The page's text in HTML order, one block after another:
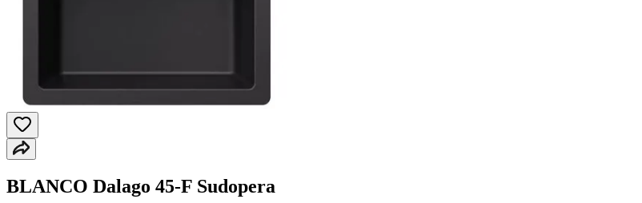
BLANCO Dalago 45-F Sudopera